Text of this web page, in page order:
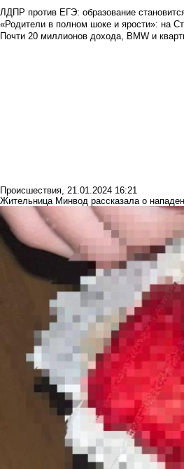
ЛДПР против ЕГЭ: образование
«Родители в полном шоке и ярости»: на
Почти 20 миллионов дохода, BMW и
Происшествия, 21.01.2024 16:21
Жительница Минвод рассказала о